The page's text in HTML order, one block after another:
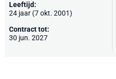
Leeftijd:
24 jaar (7 okt. 2001)
Contract tot:
30 jun. 2027